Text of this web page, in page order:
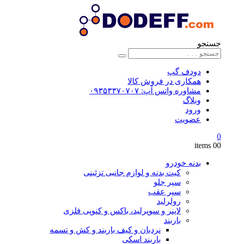
جستجو
دودف گپ
همکاری در فروش کالا
مشاوره واتس آپ: ۰۹۳۵۳۳۷۰۷۰۷
وبلاگ
ورود
عضویت
0
00 items
بدنه خودرو
کیت بدنه و لوازم جانبی تزئینی
سپر جلو
سپر عقب
رولرلید
لاینر و سوپرلید، باکس و کنوپی فلزی
باربند
نردبان و کیف باربند و کش و تسمه
باربند اسکی